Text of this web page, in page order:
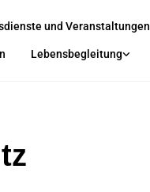
und Veranstaltungen
Lebensbegleitung